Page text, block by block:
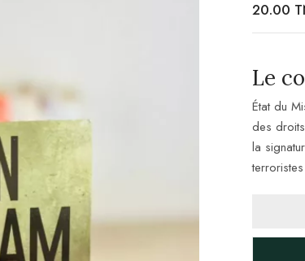
20.00
Le
État du
des
la